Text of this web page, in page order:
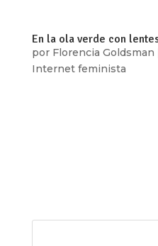
En la ola verde con
por Florencia Goldsman
Internet feminista